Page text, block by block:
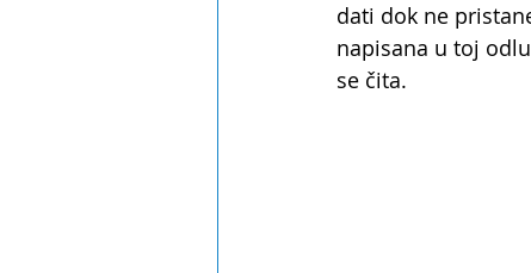
dati dok ne
napisana u toj
se čita.